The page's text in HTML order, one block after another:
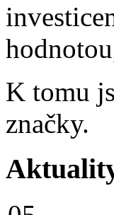
K tomu
značky.